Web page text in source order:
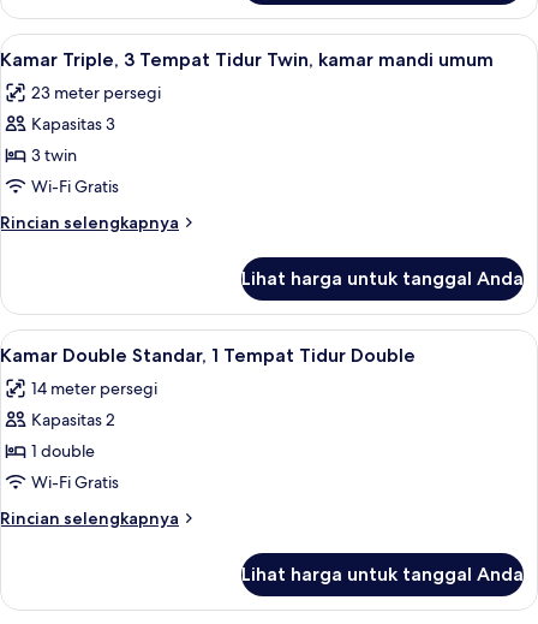
Kamar
Double,
kamar
umum
Lihat
semua
foto
untuk
Kamar
Triple,
3
Tempat
Twin,
kamar
mandi
umum
Seprai premium, meja kerja, kedap
6
Kamar Triple, 3 Tempat Tidur Twin, kamar mandi umum
23 meter persegi
Kapasitas 3
3 twin
Wi-Fi Gratis
Rincian selengkapnya
Rincian
Kamar
Triple,
3
Tidur
Twin,
mandi
umum
Lihat harga untuk tanggal Anda
Lihat
semua
foto
untuk
Kamar
Double
Standar,
1
Tidur
Seprai premium, meja kerja, kedap
7
Kamar Double Standar, 1 Tempat Tidur Double
14 meter persegi
Kapasitas 2
1 double
Wi-Fi Gratis
Rincian selengkapnya
Rincian
Kamar
Lihat harga untuk tanggal Anda